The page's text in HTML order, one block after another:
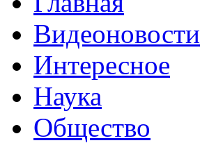
Видеоновости
Интересное
Наука
Общество